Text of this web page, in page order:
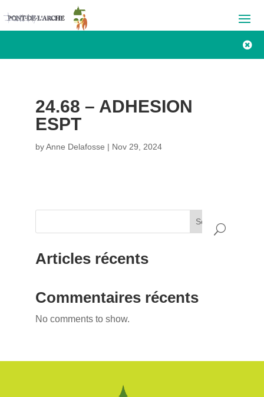

24.68 – ADHESION
ESPT
byAnne Delafosse | Nov 29, 2024
Search
Articles récents
Commentaires récents
No comments to show.